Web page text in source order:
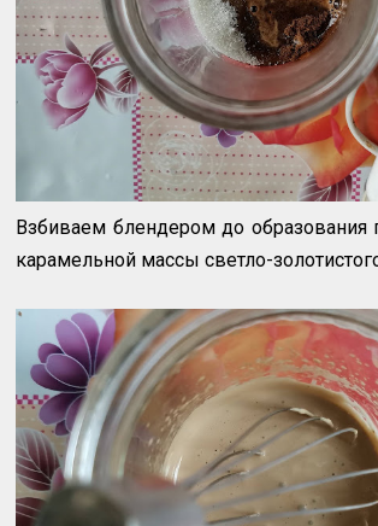
Взбиваем блендером до образования
карамельной массы светло-